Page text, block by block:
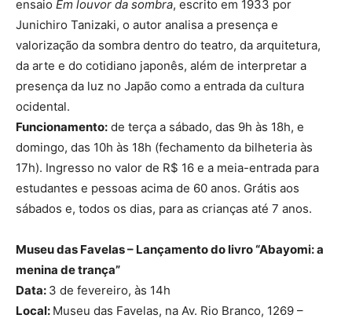
ensaio Em louvor da sombra, escrito em 1933 por
Junichiro Tanizaki, o autor analisa a presença e
valorização da sombra dentro do teatro, da arquitetura,
da arte e do cotidiano japonês, além de interpretar a
presença da luz no Japão como a entrada da cultura
ocidental.
Funcionamento: de terça a sábado, das 9h às 18h, e
domingo, das 10h às 18h (fechamento da bilheteria às
17h). Ingresso no valor de R$ 16 e a meia-entrada para
estudantes e pessoas acima de 60 anos. Grátis aos
sábados e, todos os dias, para as crianças até 7 anos.
Museu das Favelas – Lançamento do livro “Abayomi: a
menina de trança”
Data: 3 de fevereiro, às 14h
Local: Museu das Favelas, na Av. Rio Branco, 1269 –